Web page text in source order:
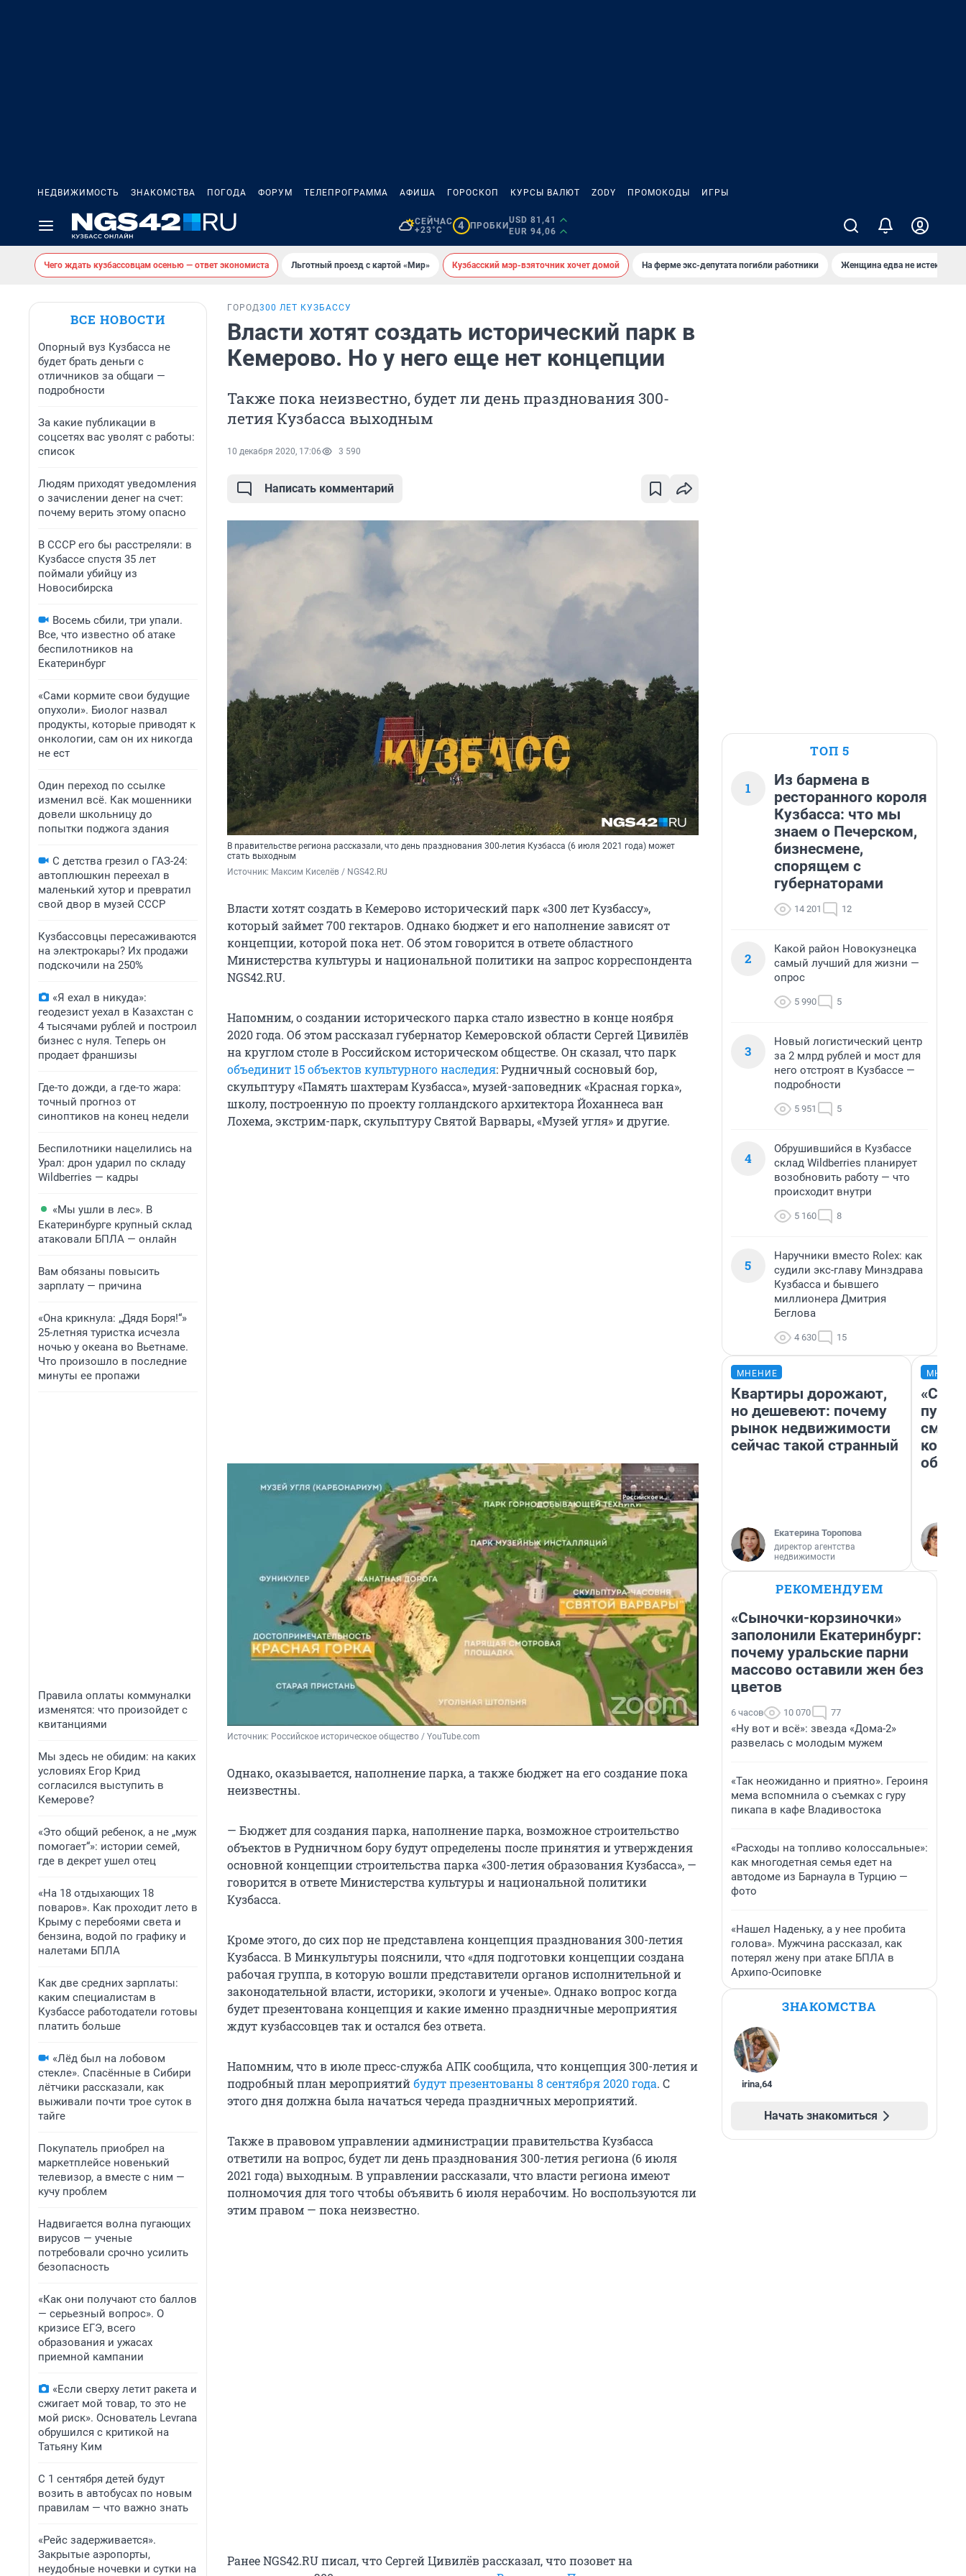
НЕДВИЖИМОСТЬ ЗНАКОМСТВА ПОГОДА ФОРУМ ТЕЛЕПРОГРАММА АФИША ГОРОСКОП КУРСЫ ВАЛЮТ ZODY ПРОМОКОДЫ ИГРЫ
СЕЙЧАС
+23°C
4 ПРОБКИ
USD 81,41
EUR 94,06
Чего ждать кузбассовцам осенью — ответ экономиста Льготный проезд с картой «Мир» Кузбасский мэр-взяточник хочет домой На ферме экс-депутата погибли работники Женщина едва не истекла
ВСЕ НОВОСТИ
Опорный вуз Кузбасса не
будет брать деньги с
отличников за общаги —
подробности
За какие публикации в
соцсетях вас уволят с работы:
список
Людям приходят уведомления
о зачислении денег на счет:
почему верить этому опасно
В СССР его бы расстреляли: в
Кузбассе спустя 35 лет
поймали убийцу из
Новосибирска
Восемь сбили, три упали.
Все, что известно об атаке
беспилотников на
Екатеринбург
«Сами кормите свои будущие
опухоли». Биолог назвал
продукты, которые приводят к
онкологии, сам он их никогда
не ест
Один переход по ссылке
изменил всё. Как мошенники
довели школьницу до
попытки поджога здания
С детства грезил о ГАЗ-24:
автоплюшкин переехал в
маленький хутор и превратил
свой двор в музей СССР
Кузбассовцы пересаживаются
на электрокары? Их продажи
подскочили на 250%
«Я ехал в никуда»:
геодезист уехал в Казахстан с
4 тысячами рублей и построил
бизнес с нуля. Теперь он
продает франшизы
Где-то дожди, а где-то жара:
точный прогноз от
синоптиков на конец недели
Беспилотники нацелились на
Урал: дрон ударил по складу
Wildberries — кадры
«Мы ушли в лес». В
Екатеринбурге крупный склад
атаковали БПЛА — онлайн
Вам обязаны повысить
зарплату — причина
«Она крикнула: „Дядя Боря!“»
25-летняя туристка исчезла
ночью у океана во Вьетнаме.
Что произошло в последние
минуты ее пропажи
Правила оплаты коммуналки
изменятся: что произойдет с
квитанциями
Мы здесь не обидим: на каких
условиях Егор Крид
согласился выступить в
Кемерове?
«Это общий ребенок, а не „муж
помогает“»: истории семей,
где в декрет ушел отец
«На 18 отдыхающих 18
поваров». Как проходит лето в
Крыму с перебоями света и
бензина, водой по графику и
налетами БПЛА
Как две средних зарплаты:
каким специалистам в
Кузбассе работодатели готовы
платить больше
«Лёд был на лобовом
стекле». Спасённые в Сибири
лётчики рассказали, как
выживали почти трое суток в
тайге
Покупатель приобрел на
маркетплейсе новенький
телевизор, а вместе с ним —
кучу проблем
Надвигается волна пугающих
вирусов — ученые
потребовали срочно усилить
безопасность
«Как они получают сто баллов
— серьезный вопрос». О
кризисе ЕГЭ, всего
образования и ужасах
приемной кампании
«Если сверху летит ракета и
сжигает мой товар, то это не
мой риск». Основатель Levrana
обрушился с критикой на
Татьяну Ким
С 1 сентября детей будут
возить в автобусах по новым
правилам — что важно знать
«Рейс задерживается».
Закрытые аэропорты,
неудобные ночевки и сутки на
ГОРОД300 ЛЕТ КУЗБАССУ
Власти хотят создать исторический парк в
Кемерово. Но у него еще нет концепции
Также пока неизвестно, будет ли день празднования 300-
летия Кузбасса выходным
10 декабря 2020, 17:06 3 590
Написать комментарий
В правительстве региона рассказали, что день празднования 300-летия Кузбасса (6 июля 2021 года) может
стать выходным
Источник: Максим Киселёв / NGS42.RU
Власти хотят создать в Кемерово исторический парк «300 лет Кузбассу»,
который займет 700 гектаров. Однако бюджет и его наполнение зависят от
концепции, которой пока нет. Об этом говорится в ответе областного
Министерства культуры и национальной политики на запрос корреспондента
NGS42.RU.
Напомним, о создании исторического парка стало известно в конце ноября
2020 года. Об этом рассказал губернатор Кемеровской области Сергей Цивилёв
на круглом столе в Российском историческом обществе. Он сказал, что парк
объединит 15 объектов культурного наследия: Рудничный сосновый бор,
скульптуру «Память шахтерам Кузбасса», музей-заповедник «Красная горка»,
школу, построенную по проекту голландского архитектора Йоханнеса ван
Лохема, экстрим-парк, скульптуру Святой Варвары, «Музей угля» и другие.
Источник: Российское историческое общество / YouTube.com
Однако, оказывается, наполнение парка, а также бюджет на его создание пока
неизвестны.
— Бюджет для создания парка, наполнение парка, возможное строительство
объектов в Рудничном бору будут определены после принятия и утверждения
основной концепции строительства парка «300-летия образования Кузбасса», —
говорится в ответе Министерства культуры и национальной политики
Кузбасса.
Кроме этого, до сих пор не представлена концепция празднования 300-летия
Кузбасса. В Минкультуры пояснили, что «для подготовки концепции создана
рабочая группа, в которую вошли представители органов исполнительной и
законодательной власти, историки, экологи и ученые». Однако вопрос когда
будет презентована концепция и какие именно праздничные мероприятия
ждут кузбассовцев так и остался без ответа.
Напомним, что в июле пресс-служба АПК сообщила, что концепция 300-летия и
подробный план мероприятийбудут презентованы 8 сентября 2020 года. С
этого дня должна была начаться череда праздничных мероприятий.
Также в правовом управлении администрации правительства Кузбасса
ответили на вопрос, будет ли день празднования 300-летия региона (6 июля
2021 года) выходным. В управлении рассказали, что власти региона имеют
полномочия для того чтобы объявить 6 июля нерабочим. Но воспользуются ли
этим правом — пока неизвестно.
Ранее NGS42.RU писал, что Сергей Цивилёв рассказал, что позовет на
ТОП 5
1
Из бармена в
ресторанного короля
Кузбасса: что мы
знаем о Печерском,
бизнесмене,
спорящем с
губернаторами
14 201 12
2
Какой район Новокузнецка
самый лучший для жизни —
опрос
5 990 5
3
Новый логистический центр
за 2 млрд рублей и мост для
него отстроят в Кузбассе —
подробности
5 951 5
4
Обрушившийся в Кузбассе
склад Wildberries планирует
возобновить работу — что
происходит внутри
5 160 8
5
Наручники вместо Rolex: как
судили экс-главу Минздрава
Кузбасса и бывшего
миллионера Дмитрия
Беглова
4 630 15
МНЕНИЕ
Квартиры дорожают,
но дешевеют: почему
рынок недвижимости
сейчас такой странный
Екатерина Торопова
директор агентства
недвижимости
РЕКОМЕНДУЕМ
«Сыночки-корзиночки»
заполонили Екатеринбург:
почему уральские парни
массово оставили жен без
цветов
6 часов 10 070 77
«Ну вот и всё»: звезда «Дома-2»
развелась с молодым мужем
«Так неожиданно и приятно». Героиня
мема вспомнила о съемках с гуру
пикапа в кафе Владивостока
«Расходы на топливо колоссальные»:
как многодетная семья едет на
автодоме из Барнаула в Турцию —
фото
«Нашел Наденьку, а у нее пробита
голова». Мужчина рассказал, как
потерял жену при атаке БПЛА в
Архипо-Осиповке
ЗНАКОМСТВА
irina,64
Начать знакомиться